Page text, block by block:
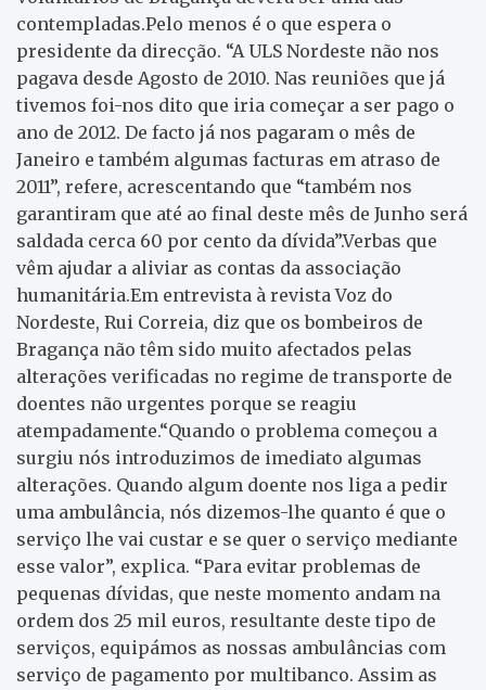
contempladas.Pelo menos é o que espera o
presidente da direcção. “A ULS Nordeste não nos
pagava desde Agosto de 2010. Nas reuniões que já
tivemos foi-nos dito que iria começar a ser pago o
ano de 2012. De facto já nos pagaram o mês de
Janeiro e também algumas facturas em atraso de
2011”, refere, acrescentando que “também nos
garantiram que até ao final deste mês de Junho será
saldada cerca 60 por cento da dívida”.Verbas que
vêm ajudar a aliviar as contas da associação
humanitária.Em entrevista à revista Voz do
Nordeste, Rui Correia, diz que os bombeiros de
Bragança não têm sido muito afectados pelas
alterações verificadas no regime de transporte de
doentes não urgentes porque se reagiu
atempadamente.“Quando o problema começou a
surgiu nós introduzimos de imediato algumas
alterações. Quando algum doente nos liga a pedir
uma ambulância, nós dizemos-lhe quanto é que o
serviço lhe vai custar e se quer o serviço mediante
esse valor”, explica. “Para evitar problemas de
pequenas dívidas, que neste momento andam na
ordem dos 25 mil euros, resultante deste tipo de
serviços, equipámos as nossas ambulâncias com
serviço de pagamento por multibanco. Assim as